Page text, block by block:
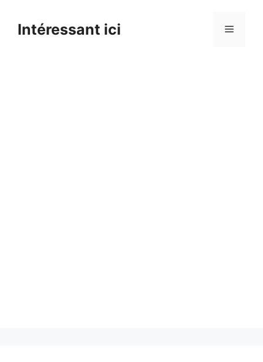
contentIntéressant ici Menu